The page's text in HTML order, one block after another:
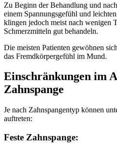
Zu Beginn der Behandlung und
einem Spannungsgefühl und
klingen jedoch meist nach wenigen
Schmerzmitteln gut behandeln.
Die meisten Patienten gewöhnen
das Fremdkörpergefühl im Mund.
Einschränkungen im
Zahnspange
Je nach Zahnspangentyp können
auftreten:
Feste Zahnspange: